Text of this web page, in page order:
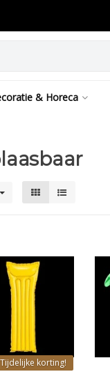
& Horeca
Tijdelijke korting!